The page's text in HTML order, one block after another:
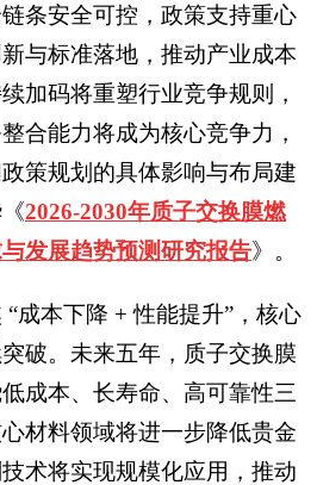
条安全可控，政策支持重心
与标准落地，推动产业成本
加码将重塑行业竞争规则，
合能力将成为核心竞争力，
策规划的具体影响与布局建
《2026-2030年质子交换膜燃
发展趋势预测研究报告》 。
成本下降 + 性能提升”，核心
破。未来五年，质子交换膜
成本、长寿命、高可靠性三
材料领域将进一步降低贵金
术将实现规模化应用，推动